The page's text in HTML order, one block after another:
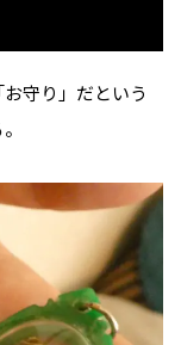
守り」だという